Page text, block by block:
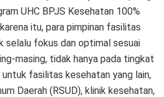
UHC BPJS Kesehatan 100%
itu, para pimpinan fasilitas
selalu fokus dan optimal sesuai
masing, tidak hanya pada tingkat
untuk fasilitas kesehatan yang lain,
Daerah (RSUD), klinik kesehatan,